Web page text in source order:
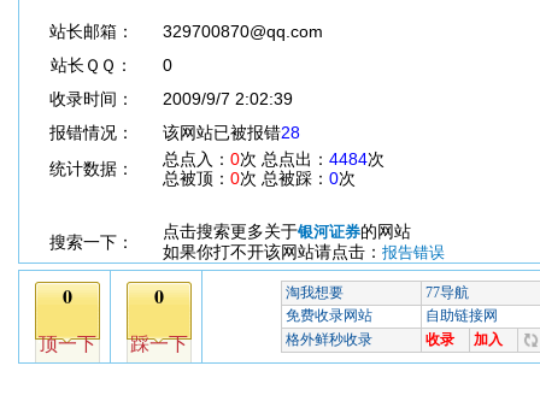
站长邮箱：
329700870@qq.com
站长ＱＱ：
0
收录时间：
2009/9/7 2:02:39
报错情况：
该网站已被报错28
统计数据：
总点入： 0次 总点出： 4484次
总被顶： 0次 总被踩： 0次
搜索一下：
点击搜索更多关于银河证券的网站
如果你打不开该网站请点击： 报告错误